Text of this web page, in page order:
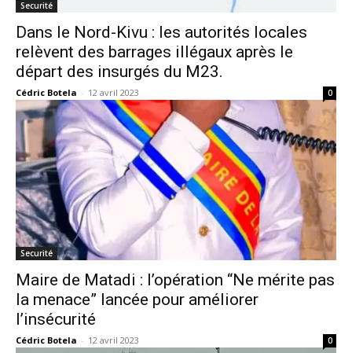
Securité
Dans le Nord-Kivu : les autorités locales
relèvent des barrages illégaux après le
départ des insurgés du M23.
Cédric Botela - 12 avril 2023 0
Securité
Maire de Matadi : l’opération “Ne mérite pas
la menace” lancée pour améliorer
l’insécurité
Cédric Botela - 12 avril 2023 0